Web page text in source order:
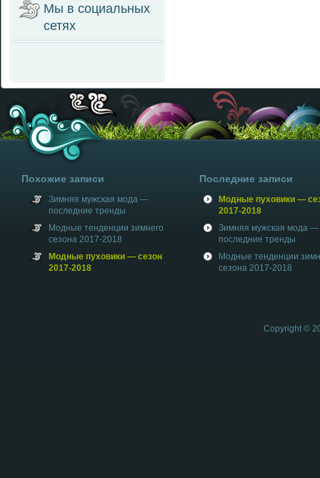
Мы в социальных
сетях
Похожие записи
Зимняя мужская мода —
последние тренды
Модные тенденции зимнего
сезона 2017-2018
Модные пуховики — сезон
2017-2018
Последние записи
Модные пуховики —
2017-2018
Зимняя мужская мода —
последние тренды
Модные тенденции
сезона 2017-2018
Copyright ©